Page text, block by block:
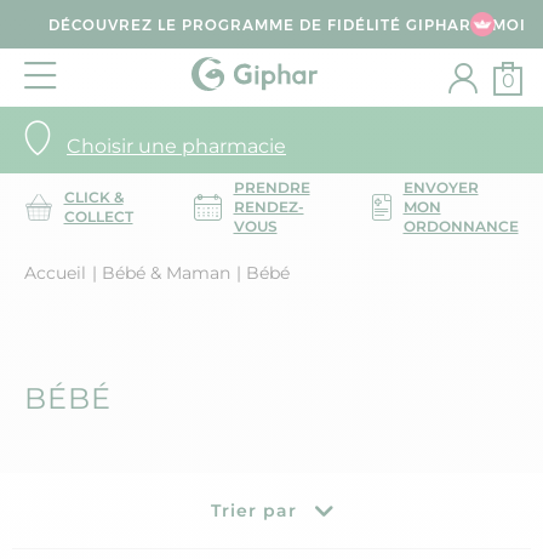
DÉCOUVREZ LE PROGRAMME DE FIDÉLITÉ GIPHAR & MOI
Choisir une pharmacie
0
CLICK &
COLLECT
PRENDRE
RENDEZ-
VOUS
ENVOYER
MON
ORDONNANCE
Accueil Bébé & Maman Bébé
BÉBÉ
Trier par